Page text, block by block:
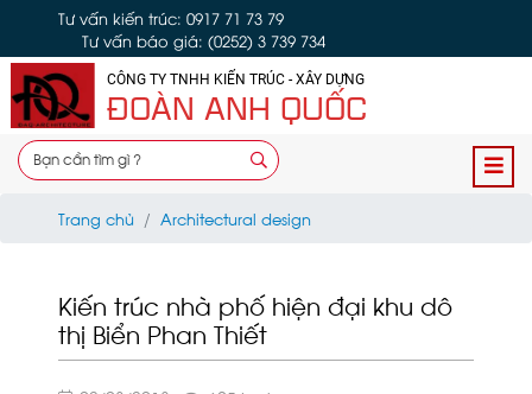
Tư vấn kiến trúc: 0917 71 73 79
Tư vấn báo giá: (0252) 3 739 734
CÔNG TY TNHH KIẾN TRÚC - XÂY DỰNG
ĐOÀN ANH QUỐC
Trang chủ Architectural design
Kiến trúc nhà phố hiện đại khu dô
thị Biển Phan Thiết